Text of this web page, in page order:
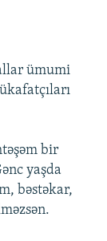
ümumi
bir
yaşda
bəstəkar,